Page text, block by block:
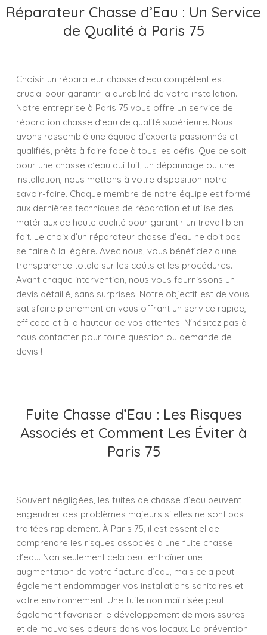
Réparateur Chasse d’Eau : Un Service
de Qualité à Paris 75
Choisir un réparateur chasse d’eau compétent est
crucial pour garantir la durabilité de votre installation.
Notre entreprise à Paris 75 vous offre un service de
réparation chasse d’eau de qualité supérieure. Nous
avons rassemblé une équipe d’experts passionnés et
qualifiés, prêts à faire face à tous les défis. Que ce soit
pour une chasse d’eau qui fuit, un dépannage ou une
installation, nous mettons à votre disposition notre
savoir-faire. Chaque membre de notre équipe est formé
aux dernières techniques de réparation et utilise des
matériaux de haute qualité pour garantir un travail bien
fait. Le choix d’un réparateur chasse d’eau ne doit pas
se faire à la légère. Avec nous, vous bénéficiez d’une
transparence totale sur les coûts et les procédures.
Avant chaque intervention, nous vous fournissons un
devis détaillé, sans surprises. Notre objectif est de vous
satisfaire pleinement en vous offrant un service rapide,
efficace et à la hauteur de vos attentes. N'hésitez pas à
nous contacter pour toute question ou demande de
devis !
Fuite Chasse d’Eau : Les Risques
Associés et Comment Les Éviter à
Paris 75
Souvent négligées, les fuites de chasse d’eau peuvent
engendrer des problèmes majeurs si elles ne sont pas
traitées rapidement. À Paris 75, il est essentiel de
comprendre les risques associés à une fuite chasse
d’eau. Non seulement cela peut entraîner une
augmentation de votre facture d’eau, mais cela peut
également endommager vos installations sanitaires et
votre environnement. Une fuite non maîtrisée peut
également favoriser le développement de moisissures
et de mauvaises odeurs dans vos locaux. La prévention